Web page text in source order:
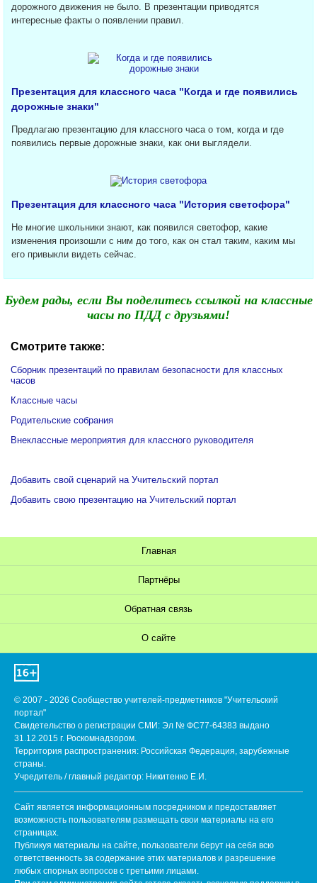
дорожного движения не было. В презентации приводятся
интересные факты о появлении правил.
Презентация для классного часа "Когда и где появились
дорожные знаки"
Предлагаю презентацию для классного часа о том, когда и где
появились первые дорожные знаки, как они выглядели.
Презентация для классного часа "История светофора"
Не многие школьники знают, как появился светофор, какие
изменения произошли с ним до того, как он стал таким, каким мы
его привыкли видеть сейчас.
Будем рады, если Вы поделитесь ссылкой на классные
часы по ПДД с друзьями!
Смотрите также:
Сборник презентаций по правилам безопасности для классных
часов
Классные часы
Родительские собрания
Внеклассные мероприятия для классного руководителя
Добавить свой сценарий на Учительский портал
Добавить свою презентацию на Учительский портал
Главная
Партнёры
Обратная связь
О сайте
© 2007 - 2026 Сообщество учителей-предметников "Учительский
портал"
Свидетельство о регистрации СМИ: Эл № ФС77-64383 выдано
31.12.2015 г. Роскомнадзором.
Территория распространения: Российская Федерация, зарубежные
страны.
Учредитель / главный редактор: Никитенко Е.И.
Сайт является информационным посредником и предоставляет
возможность пользователям размещать свои материалы на его
страницах.
Публикуя материалы на сайте, пользователи берут на себя всю
ответственность за содержание этих материалов и разрешение
любых спорных вопросов с третьими лицами.